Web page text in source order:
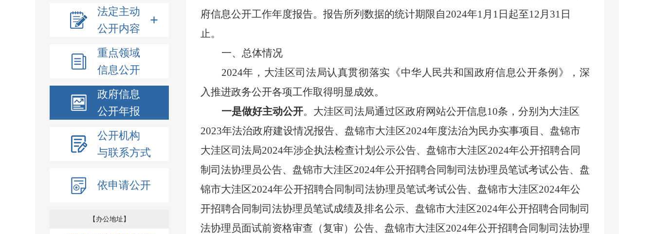
法定主动
公开内容
+
重点领域
信息公开
政府信息
公开年报
公开机构
与联系方式
依申请公开
【办公地址】
府信息公开工作年度报告。报告所列数据的统计期限自2024年1月1日起至12月31日
止。
一、总体情况
2024年，大洼区司法局认真贯彻落实《中华人民共和国政府信息公开条例》，深
入推进政务公开各项工作取得明显成效。
一是做好主动公开。 大洼区司法局通过区政府网站公开信息10条，分别为大洼区
2023年法治政府建设情况报告、盘锦市大洼区2024年度法治为民办实事项目、盘锦市
大洼区司法局2024年涉企执法检查计划公示公告、盘锦市大洼区2024年公开招聘合同
制司法协理员公告、盘锦市大洼区2024年公开招聘合同制司法协理员笔试考试公告、盘
锦市大洼区2024年公开招聘合同制司法协理员笔试考试公告、盘锦市大洼区2024年公
开招聘合同制司法协理员笔试成绩及排名公示、盘锦市大洼区2024年公开招聘合同制司
法协理员面试前资格审查（复审）公告、盘锦市大洼区2024年公开招聘合同制司法协理